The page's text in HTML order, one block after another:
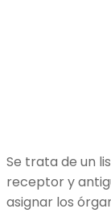
Se trata de un
receptor y
asignar los